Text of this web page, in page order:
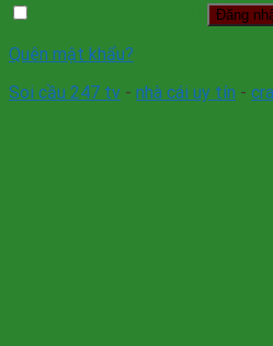
Đăng
Quên mật khẩu?
Soi cầu 247 tv - nhà cái uy tín -